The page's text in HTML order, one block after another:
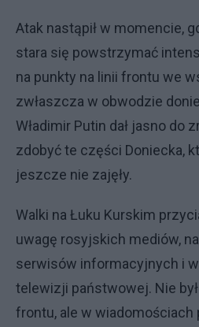
Atak nastąpił w momencie,
stara się powstrzymać
na punkty na linii frontu we
zwłaszcza w obwodzie
Władimir Putin dał jasno do
zdobyć te części Doniecka,
jeszcze nie zajęły.
Walki na Łuku Kurskim
uwagę rosyjskich mediów,
serwisów informacyjnych i
telewizji państwowej. Nie
frontu, ale w wiadomościach